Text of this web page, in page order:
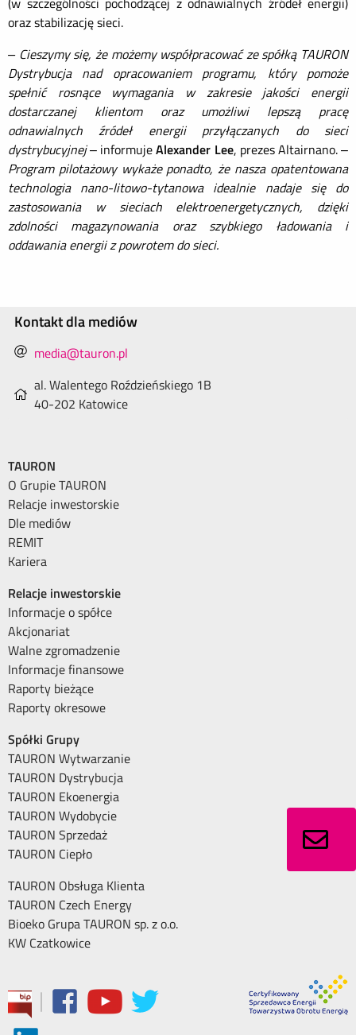
oraz stabilizację sieci.
– Cieszymy się, że możemy współpracować ze spółką TAURON
Dystrybucja nad opracowaniem programu, który pomoże
spełnić rosnące wymagania w zakresie jakości energii
dostarczanej klientom oraz umożliwi lepszą pracę
odnawialnych źródeł energii przyłączanych do sieci
dystrybucyjnej– informujeAlexander Lee, prezes Altairnano. –
Program pilotażowy wykaże ponadto, że nasza opatentowana
technologia nano-litowo-tytanowa idealnie nadaje się do
zastosowania w sieciach elektroenergetycznych, dzięki
zdolności magazynowania oraz szybkiego ładowania i
oddawania energii z powrotem do sieci.
Kontakt dla mediów
media@tauron.pl
al. Walentego Roździeńskiego 1B
40-202 Katowice
TAURON
O Grupie TAURON
Relacje inwestorskie
Dle mediów
REMIT
Kariera
Relacje inwestorskie
Informacje o spółce
Akcjonariat
Walne zgromadzenie
Informacje finansowe
Raporty bieżące
Raporty okresowe
Spółki Grupy
TAURON Wytwarzanie
TAURON Dystrybucja
TAURON Ekoenergia
TAURON Wydobycie
TAURON Sprzedaż
TAURON Ciepło
TAURON Obsługa Klienta
TAURON Czech Energy
Bioeko Grupa TAURON sp. z o.o.
KW Czatkowice
|